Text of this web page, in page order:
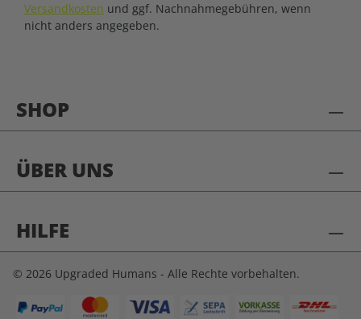
SHOP
ÜBER UNS
HILFE
Versandkosten und ggf. Nachnahmegebühren, wenn
nicht anders angegeben.
© 2026 Upgraded Humans - Alle Rechte vorbehalten.